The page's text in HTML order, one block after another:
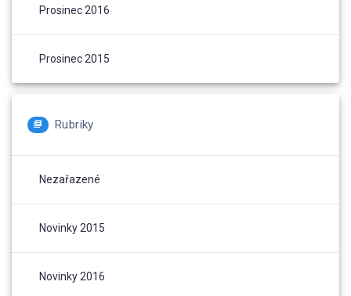
Prosinec 2016
Prosinec 2015
Rubriky
Nezařazené
Novinky 2015
Novinky 2016